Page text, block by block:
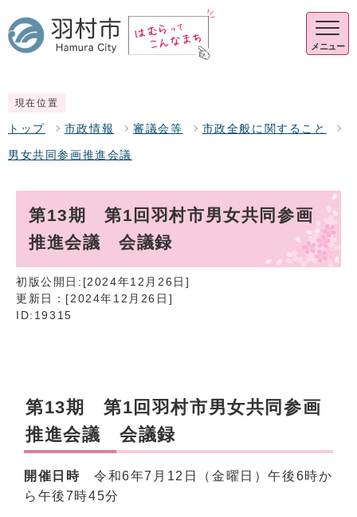
メニュー
現在位置
トップ 市政情報 審議会等 市政全般に関すること
男女共同参画推進会議
第13期 第1回羽村市男女共同参画
推進会議 会議録
初版公開日:[2024年12月26日]
更新日：[2024年12月26日]
ID:19315
第13期 第1回羽村市男女共同参画
推進会議 会議録
開催日時 令和6年7月12日（金曜日）午後6時か
ら午後7時45分